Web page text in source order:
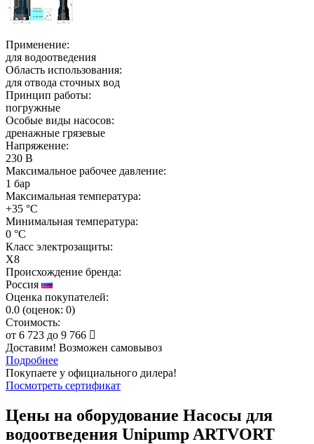
Применение:
для водоотведения
Область использования:
для отвода сточных вод
Принцип работы:
погружные
Особые виды насосов:
дренажные грязевые
Напряжение:
230 В
Максимальное рабочее давление:
1 бар
Максимальная температура:
+35 °C
Минимальная температура:
0 °C
Класс электрозащиты:
X8
Происхождение бренда:
Россия
Оценка покупателей:
0.0 (оценок: 0)
Стоимость:
от 6 723 до 9 766
Доставим! Возможен самовывоз
Подробнее
Покупаете у официального дилера!
Посмотреть сертификат
Цены на оборудование Насосы для
водоотведения Unipump ARTVORT